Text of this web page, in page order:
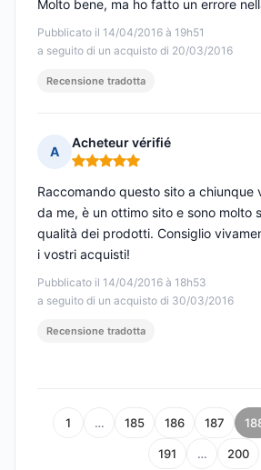
Pubblicato il 14/04/2016 à 19h51
a seguito di un acquisto di 20/03/2016
Molto bene, ma ho fatto un errore
Recensione tradotta
A
Acheteur vérifié
Nota: 5 su 5
Pubblicato il 14/04/2016 à 18h53
a seguito di un acquisto di 30/03/2016
Raccomando questo sito a chiunque
da me, è un ottimo sito e sono molto
qualità dei prodotti. Consiglio
i vostri acquisti!
Recensione tradotta
1 … 185 186 187
191 … 200